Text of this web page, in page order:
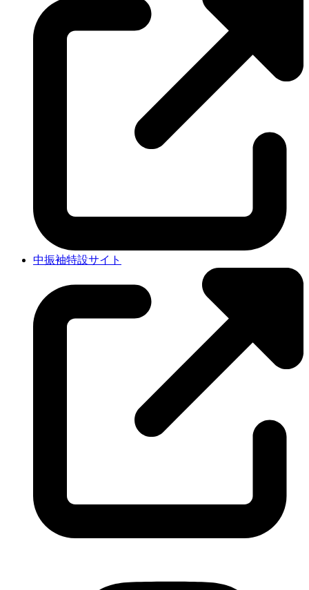
中振袖特設サイト